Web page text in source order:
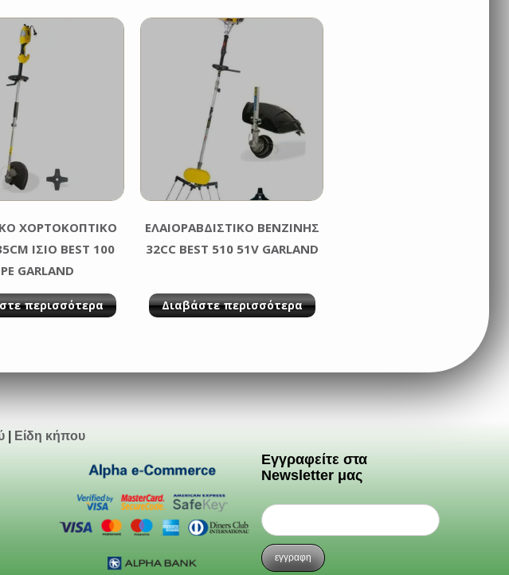
ΧΟΡΤΟΚΟΠΤΙΚΟ
ΙΣΙΟ BEST 100
GARLAND
περισσότερα
ΕΛΑΙΟΡΑΒΔIΣΤΙΚΟ BΕΝΖΙΝHΣ
32CC BEST 510 51V GARLAND
Διαβάστε περισσότερα
Είδη κήπου
Εγγραφείτε στα
Newsletter μας